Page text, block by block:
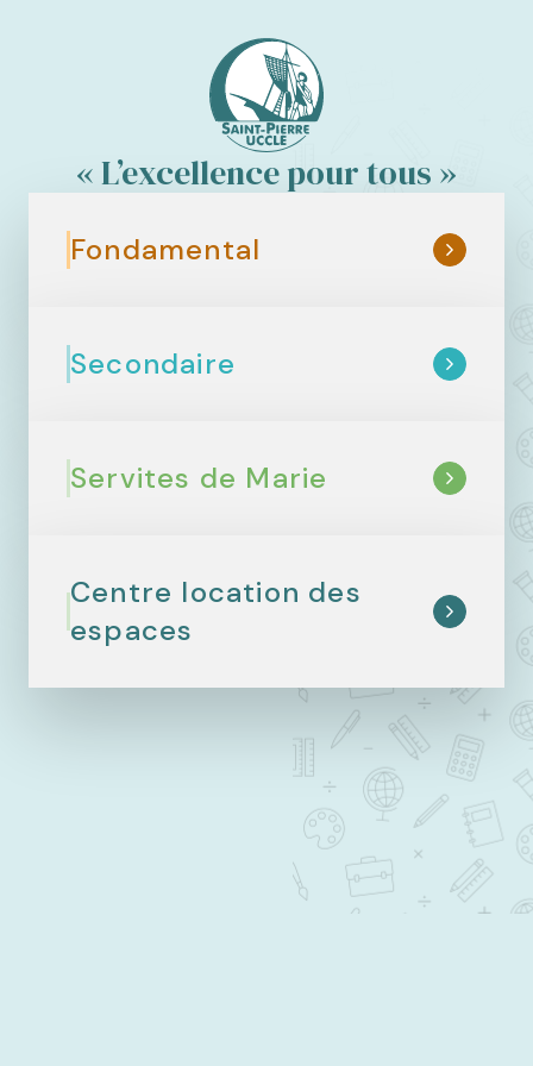
« L’excellence pour tous »
Fondamental
Secondaire
Servites de Marie
Centre location des
espaces